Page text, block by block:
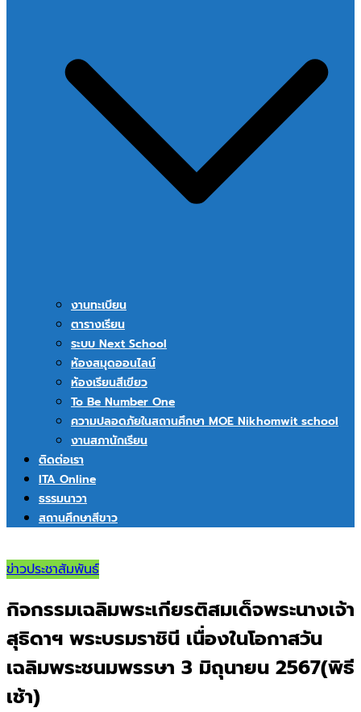
งานทะเบียน
ตารางเรียน
ระบบ Next School
ห้องสมุดออนไลน์
ห้องเรียนสีเขียว
To Be Number One
ความปลอดภัยในสถานศึกษา MOE Nikhomwit school
งานสภานักเรียน
ติดต่อเรา
ITA Online
ธรรมนาวา
สถานศึกษาสีขาว
ข่าวประชาสัมพันธ์
กิจกรรมเฉลิมพระเกียรติสมเด็จพระนางเจ้า
สุธิดาฯ พระบรมราชินี เนื่องในโอกาสวัน
เฉลิมพระชนมพรรษา 3 มิถุนายน 2567(พิธี
เช้า)